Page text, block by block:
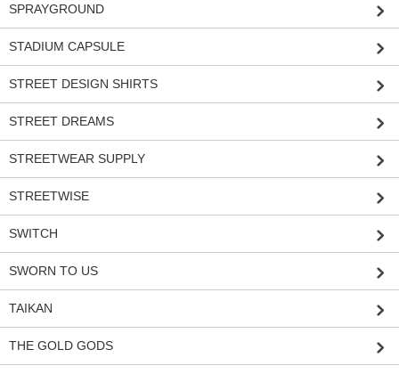
SPRAYGROUND
STADIUM CAPSULE
STREET DESIGN SHIRTS
STREET DREAMS
STREETWEAR SUPPLY
STREETWISE
SWITCH
SWORN TO US
TAIKAN
THE GOLD GODS